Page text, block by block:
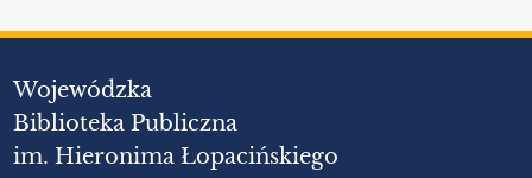
Wojewódzka
Biblioteka Publiczna
im. Hieronima Łopacińskiego